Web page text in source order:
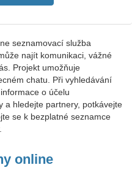
seznamovací služba
najít komunikaci, vážné
Projekt umožňuje
chatu. Při vyhledávání
o účelu
a hledejte partnery, potkávejte
se k bezplatné seznamce
online